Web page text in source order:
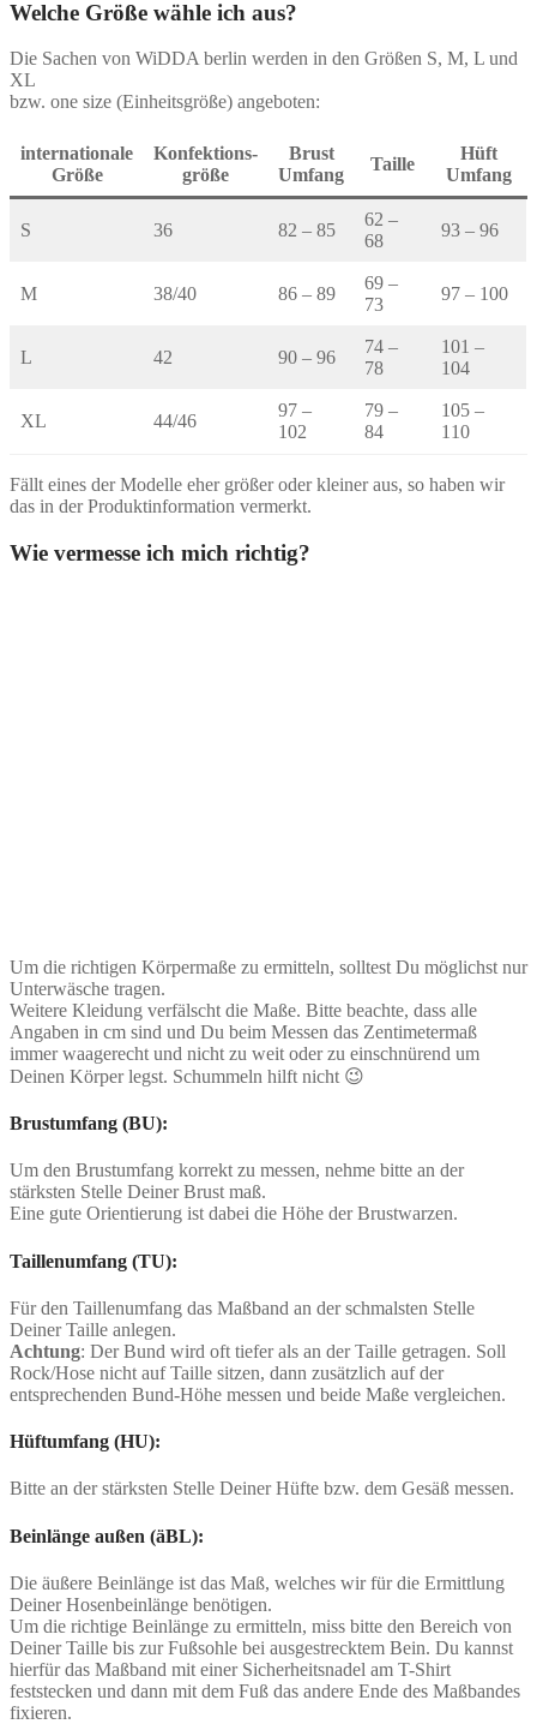
Welche Größe wähle ich aus?
Die Sachen von WiDDA berlin werden in den Größen S, M, L und
XL
bzw. one size (Einheitsgröße) angeboten:
internationale
Größe
Konfektions-
größe
Brust
Umfang
Taille
Hüft
Umfang
S 36 82 – 85
62 –
68
93 – 96
M 38/40 86 – 89
69 –
73
97 – 100
L 42 90 – 96
74 –
78
101 –
104
XL 44/46
97 –
102
79 –
84
105 –
110
Fällt eines der Modelle eher größer oder kleiner aus, so haben wir
das in der Produktinformation vermerkt.
Wie vermesse ich mich richtig?
Um die richtigen Körpermaße zu ermitteln, solltest Du möglichst nur
Unterwäsche tragen.
Weitere Kleidung verfälscht die Maße. Bitte beachte, dass alle
Angaben in cm sind und Du beim Messen das Zentimetermaß
immer waagerecht und nicht zu weit oder zu einschnürend um
Deinen Körper legst. Schummeln hilft nicht 😉
Brustumfang (BU):
Um den Brustumfang korrekt zu messen, nehme bitte an der
stärksten Stelle Deiner Brust maß.
Eine gute Orientierung ist dabei die Höhe der Brustwarzen.
Taillenumfang (TU):
Für den Taillenumfang das Maßband an der schmalsten Stelle
Deiner Taille anlegen.
Achtung: Der Bund wird oft tiefer als an der Taille getragen. Soll
Rock/Hose nicht auf Taille sitzen, dann zusätzlich auf der
entsprechenden Bund-Höhe messen und beide Maße vergleichen.
Hüftumfang (HU):
Bitte an der stärksten Stelle Deiner Hüfte bzw. dem Gesäß messen.
Beinlänge außen (äBL):
Die äußere Beinlänge ist das Maß, welches wir für die Ermittlung
Deiner Hosenbeinlänge benötigen.
Um die richtige Beinlänge zu ermitteln, miss bitte den Bereich von
Deiner Taille bis zur Fußsohle bei ausgestrecktem Bein. Du kannst
hierfür das Maßband mit einer Sicherheitsnadel am T-Shirt
feststecken und dann mit dem Fuß das andere Ende des Maßbandes
fixieren.